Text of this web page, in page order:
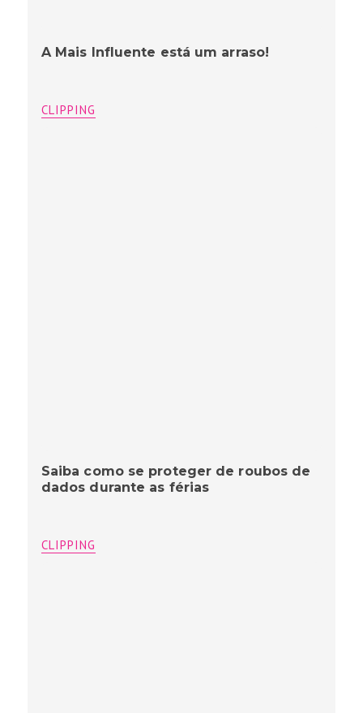
A Mais Influente está um arraso!
CLIPPING
Saiba como se proteger de roubos de
dados durante as férias
CLIPPING